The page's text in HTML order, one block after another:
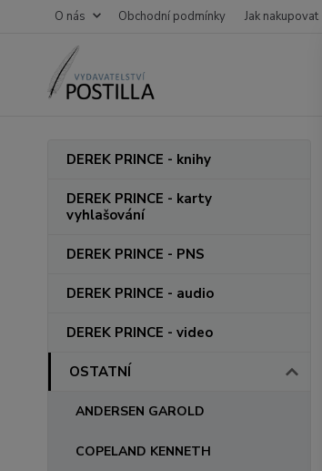
O nás Obchodní podmínky Jak nakupovat
DEREK PRINCE - knihy
DEREK PRINCE - karty
vyhlašování
DEREK PRINCE - PNS
DEREK PRINCE - audio
DEREK PRINCE - video
OSTATNÍ
ANDERSEN GAROLD
COPELAND KENNETH